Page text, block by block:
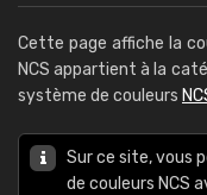
Cette page affiche la
NCS appartient à la
système de couleurs
Sur ce site, vous
de couleurs NCS